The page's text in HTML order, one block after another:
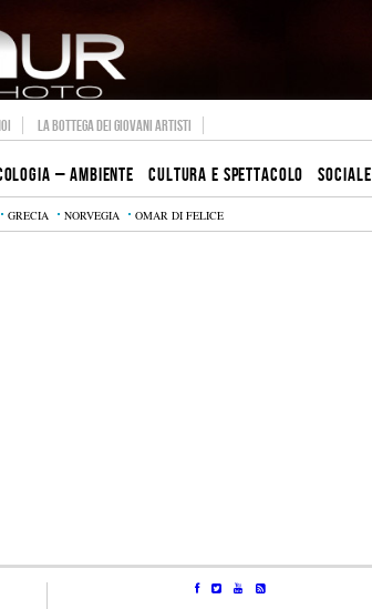
LA BOTTEGA DEI GIOVANI ARTISTI
– AMBIENTE CULTURA E SPETTACOLO SOCIALE
GRECIA NORVEGIA OMAR DI FELICE